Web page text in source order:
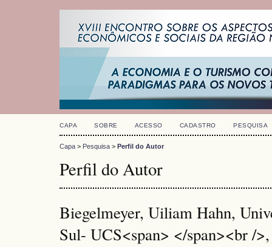
CAPA SOBRE ACESSO CADASTRO PESQUISA
Capa > Pesquisa > Perfil do Autor
Perfil do Autor
Biegelmeyer, Uiliam Hahn,
Sul- UCS<span> </span><br /